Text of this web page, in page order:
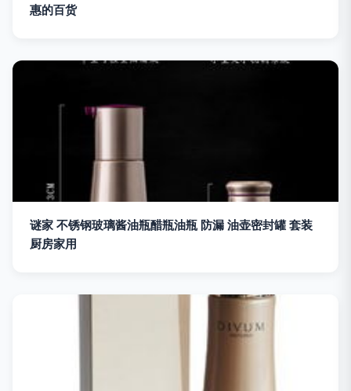
惠的百货
谜家 不锈钢玻璃酱油瓶醋瓶油瓶 防漏 油壶密封罐 套装
厨房家用